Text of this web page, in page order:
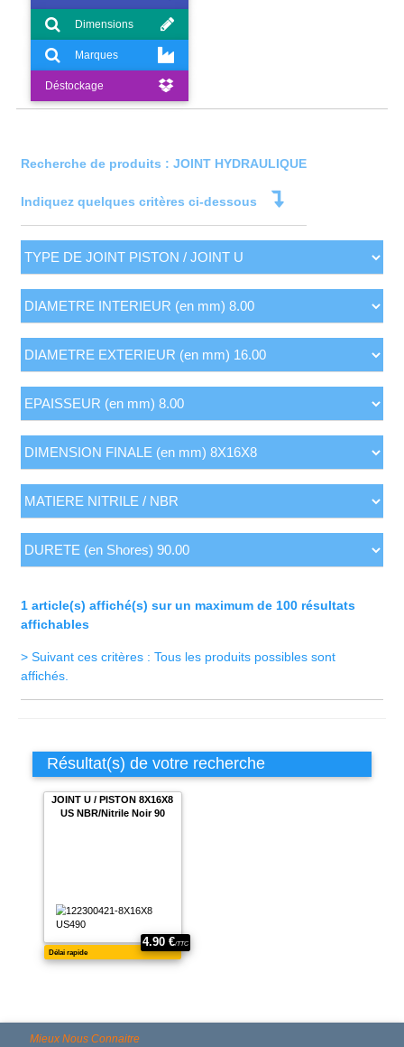
Dimensions
Marques
Déstockage
Recherche de produits : JOINT HYDRAULIQUE
Indiquez quelques critères ci-dessous
1 article(s) affiché(s) sur un maximum de 100 résultats
affichables
> Suivant ces critères : Tous les produits possibles sont
affichés.
Résultat(s) de votre recherche
Mieux Nous Connaitre